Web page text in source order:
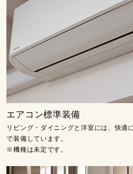
エアコン標準装備
リビング・ダイニングと洋室には、快適
で装備しています。
※機種は未定です。